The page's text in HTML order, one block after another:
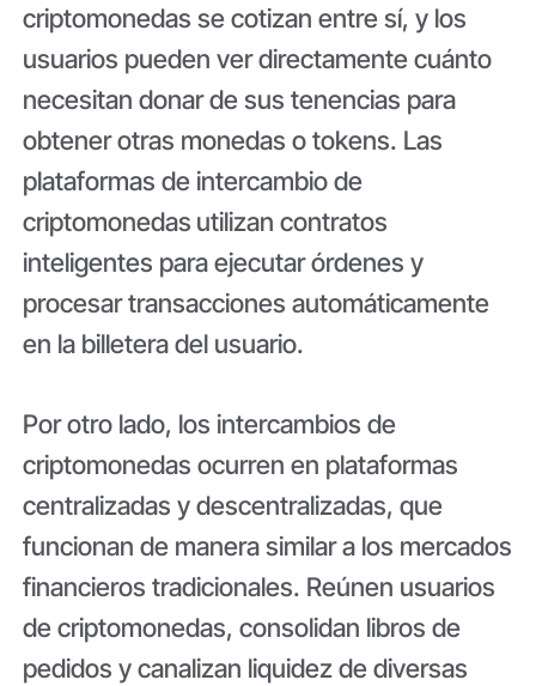
criptomonedas se cotizan entre sí, y los
usuarios pueden ver directamente cuánto
necesitan donar de sus tenencias para
obtener otras monedas o tokens. Las
plataformas de intercambio de
criptomonedas utilizan contratos
inteligentes para ejecutar órdenes y
procesar transacciones automáticamente
en la billetera del usuario.
Por otro lado, los intercambios de
criptomonedas ocurren en plataformas
centralizadas y descentralizadas, que
funcionan de manera similar a los mercados
financieros tradicionales. Reúnen usuarios
de criptomonedas, consolidan libros de
pedidos y canalizan liquidez de diversas